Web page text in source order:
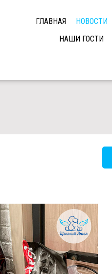
ГЛАВНАЯ НОВОСТИ
НАШИ ГОСТИ